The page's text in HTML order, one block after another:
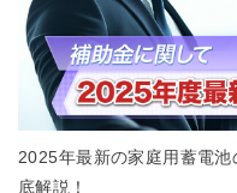
2025年最新の家庭用蓄電
底解説！